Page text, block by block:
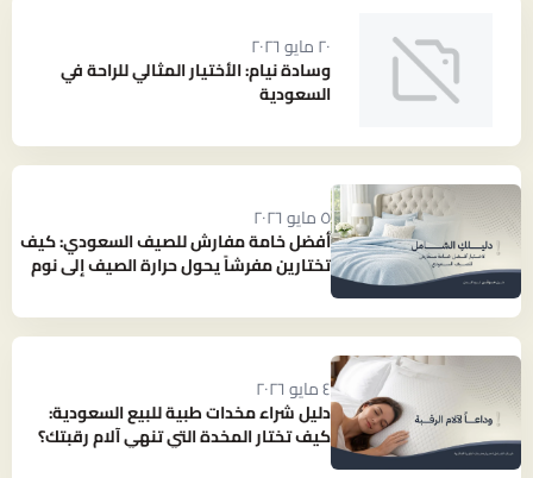
٢٠ مايو ٢٠٢٦
وسادة نيام: الأختيار المثالي للراحة في
السعودية
٥ مايو ٢٠٢٦
أفضل خامة مفارش للصيف السعودي: كيف
تختارين مفرشاً يحول حرارة الصيف إلى نوم
٤ مايو ٢٠٢٦
دليل شراء مخدات طبية للبيع السعودية:
كيف تختار المخدة التي تنهي آلام رقبتك؟